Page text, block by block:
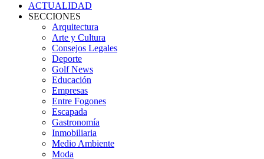
ACTUALIDAD
SECCIONES
Arquitectura
Arte y Cultura
Consejos Legales
Deporte
Golf News
Educación
Empresas
Entre Fogones
Escapada
Gastronomía
Inmobiliaria
Medio Ambiente
Moda